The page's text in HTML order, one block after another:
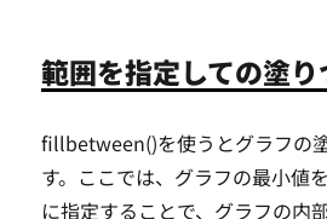
範囲を指定しての塗
fillbetween()を使うとグラフの
す。ここでは、グラフの最小値
に指定することで、グラフの内